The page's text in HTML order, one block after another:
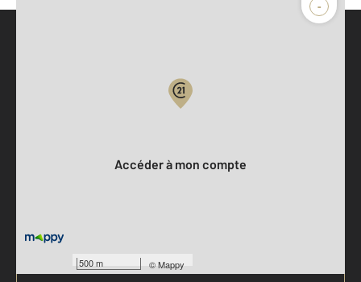
-
500 m ©Mappy
Accéder à mon compte